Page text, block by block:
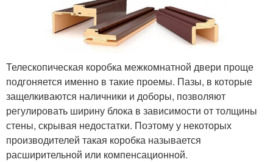
Телескопическая коробка межкомнатной двери проще
подгоняется именно в такие проемы. Пазы, в которые
защелкиваются наличники и доборы, позволяют
регулировать ширину блока в зависимости от толщины
стены, скрывая недостатки. Поэтому у некоторых
производителей такая коробка называется
расширительной или компенсационной.